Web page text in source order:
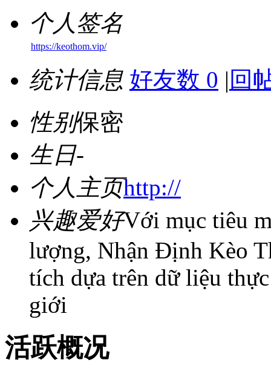
个人签名
https://keothom.vip/
统计信息 好友数 0 | 回
性别保密
生日-
个人主页http://
兴趣爱好Với mục tiêu
lượng, Nhận Định Kèo
tích dựa trên dữ liệu
giới
活跃概况